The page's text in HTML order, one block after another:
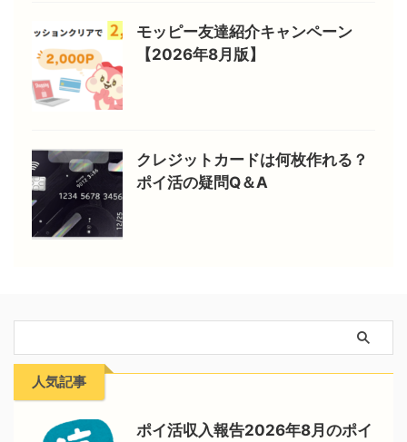
モッピー友達紹介キャンペーン
【2026年8月版】
クレジットカードは何枚作れる？
ポイ活の疑問Q＆A
人気記事
ポイ活収入報告2026年8月のポイ